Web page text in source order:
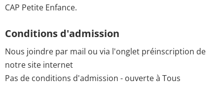
CAP Petite Enfance.
Conditions d'admission
Nous joindre par mail ou via l'onglet préinscription de
notre site internet
Pas de conditions d'admission - ouverte à Tous